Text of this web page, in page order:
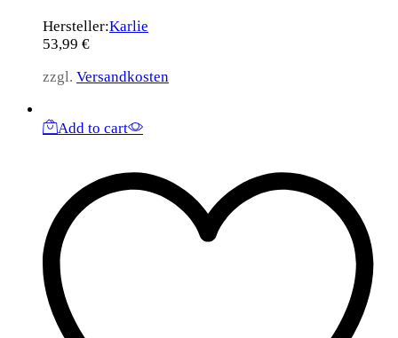
Hersteller:Karlie
53,99 €
zzgl. Versandkosten
Add to cart